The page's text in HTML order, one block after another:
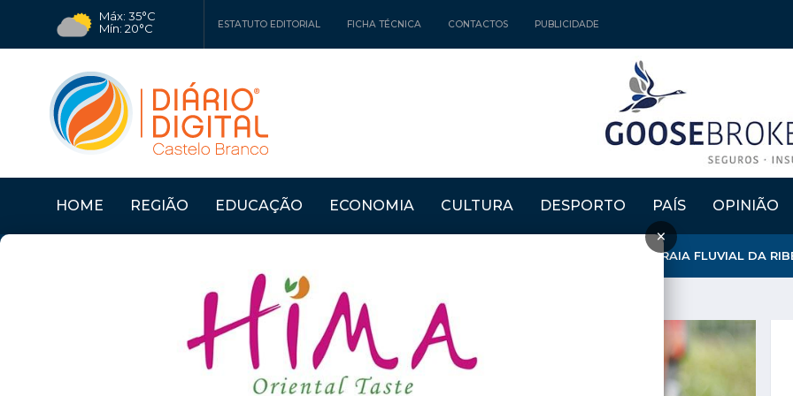
Máx: 35°C
Mín: 20°C
ESTATUTO EDITORIAL FICHA TÉCNICA CONTACTOS PUBLICIDADE
HOME REGIÃO EDUCAÇÃO ECONOMIA CULTURA DESPORTO PAÍS OPINIÃO
×
SERTÃ: OLHARES SOBRE O FUTURO DÃO VIDA A EXPOSIÇÃO NA PRAIA FLUVIAL DA